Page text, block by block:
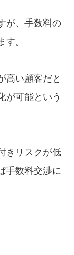
が、手数料の
す。
高い顧客だと
が可能という
きリスクが低
手数料交渉に